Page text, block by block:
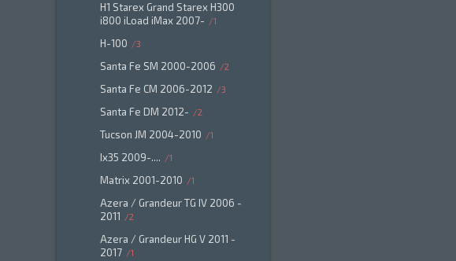
H1 Starex Grand Starex H300
i800 iLoad iMax 2007-
1
H-100 3
Santa Fe SM 2000-2006 2
Santa Fe CM 2006-2012 3
Santa Fe DM 2012- 2
Tucson JM 2004-2010 1
Ix35 2009-.... 1
Matrix 2001-2010 1
Azera / Grandeur TG IV 2006 -
2011
2
Azera / Grandeur HG V 2011 -
2017
1